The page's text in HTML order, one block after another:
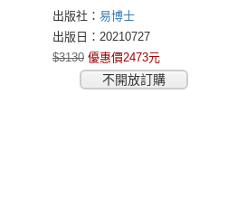
入門＋圖解編曲入門＋圖
解作曲・配樂＋圖解作詞
＋圖解流行・搖滾音樂理
論＋圖解PRO混音法
出版社： 易博士
出版日：20210727
$3130 優惠價2473元
不開放訂購